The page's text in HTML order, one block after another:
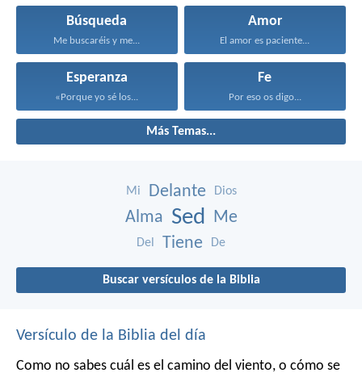
Búsqueda
Me buscaréis y me...
Amor
El amor es paciente...
Esperanza
«Porque yo sé los...
Fe
Por eso os digo...
Más Temas...
Mi Delante Dios
Alma Sed Me
Del Tiene De
Buscar versículos de la Biblia
Versículo de la Biblia del día
Como no sabes cuál es el camino del viento, o cómo se